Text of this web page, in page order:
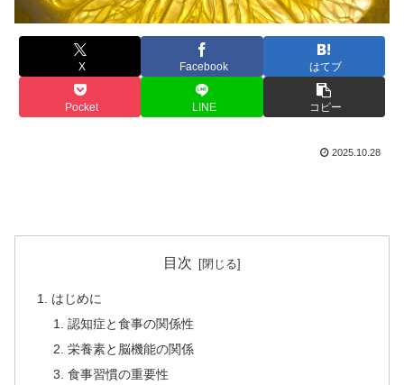
X Facebook はてブ
Pocket LINE コピー
2025.10.28
目次
はじめに
認知症と食事の関係性
栄養素と脳機能の関係
食事習慣の重要性